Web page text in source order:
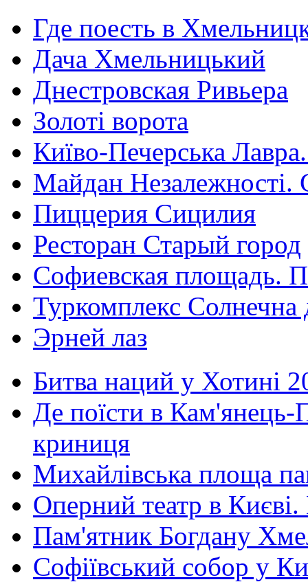
Где поесть в
Дача Хмельницький
Днестровская Ривьера
Золоті ворота
Київо-Печерська
Майдан Незалежності.
Пиццерия Сицилия
Ресторан Старый город
Софиевская площадь.
Туркомплекс Солнечна
Эрней лаз
Битва наций у Хотині
Де поїсти в Кам'янець-
криниця
Михайлівська площа
Оперний театр в
Пам'ятник Богдану
Софіївський собор у